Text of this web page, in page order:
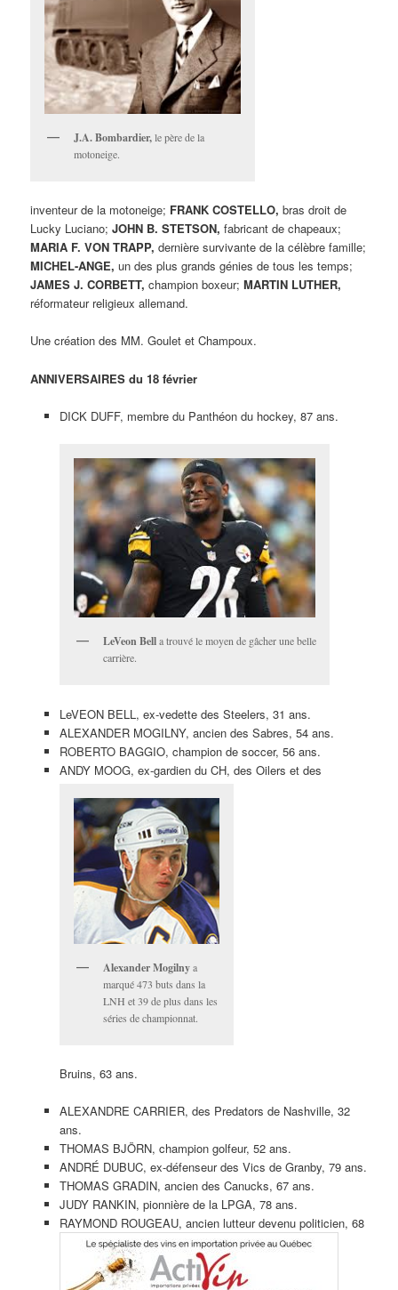
J.A. Bombardier,le père de la
motoneige.
inventeur de la motoneige; FRANK COSTELLO, bras droit de
Lucky Luciano;JOHN B. STETSON, fabricant de chapeaux;
MARIA F. VON TRAPP, dernière survivante de la célèbre famille;
MICHEL-ANGE, un des plus grands génies de tous les temps;
JAMES J. CORBETT, champion boxeur;MARTIN LUTHER,
réformateur religieux allemand.
Une création des MM. Goulet et Champoux.
ANNIVERSAIRES du 18 février
DICK DUFF, membre du Panthéon du hockey, 87 ans.
LeVeon Bella trouvé le moyen de gâcher une belle
carrière.
LeVEON BELL, ex-vedette des Steelers, 31 ans.
ALEXANDER MOGILNY, ancien des Sabres, 54 ans.
ROBERTO BAGGIO, champion de soccer, 56 ans.
ANDY MOOG, ex-gardien du CH, des Oilers et des
Alexander Mogilnya
marqué 473 buts dans la
LNH et 39 de plus dans les
séries de championnat.
Bruins, 63 ans.
ALEXANDRE CARRIER, des Predators de Nashville, 32
ans.
THOMAS BJÖRN, champion golfeur, 52 ans.
ANDRÉ DUBUC, ex-défenseur des Vics de Granby, 79 ans.
THOMAS GRADIN, ancien des Canucks, 67 ans.
JUDY RANKIN, pionnière de la LPGA, 78 ans.
RAYMOND ROUGEAU, ancien lutteur devenu politicien, 68